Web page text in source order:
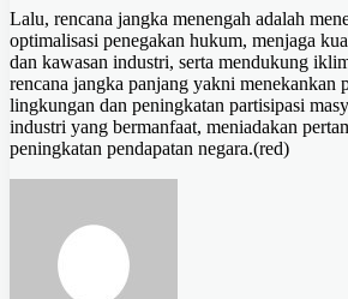
Lalu, rencana jangka menengah adalah
optimalisasi penegakan hukum, menjaga
dan kawasan industri, serta mendukung
rencana jangka panjang yakni menekankan
lingkungan dan peningkatan partisipasi
industri yang bermanfaat, meniadakan
peningkatan pendapatan negara.(red)